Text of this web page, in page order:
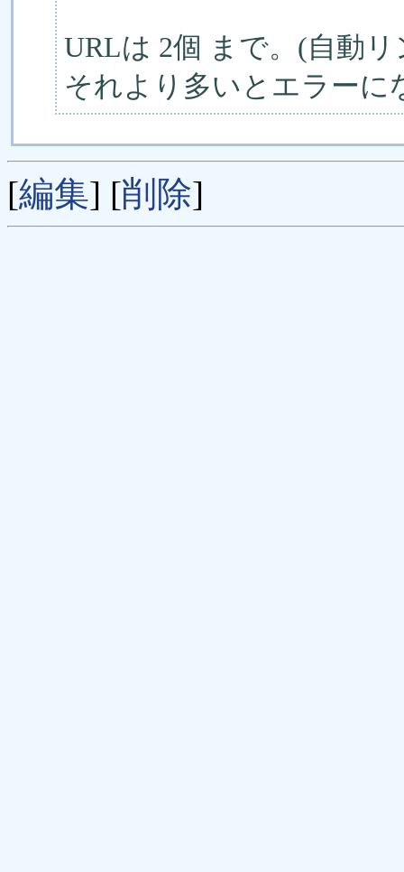
URLは 2個 まで。(自動リ
それより多いとエラーに
[編集] [削除]